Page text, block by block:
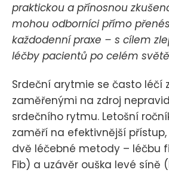
praktickou a přínosnou
mohou odborníci přímo
každodenní praxe – s cílem
léčby pacientů po celém
Srdeční arytmie se často léčí
zaměřenými na zdroj
srdečního rytmu. Letošní
zaměří na efektivnější
dvě léčebné metody – léčbu
Fib) a uzávěr ouška levé síně